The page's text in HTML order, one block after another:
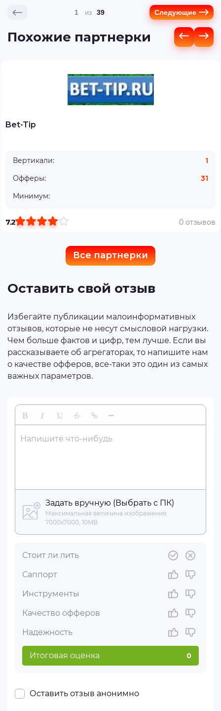
1 39 Следующие
Похожие партнерки
Bet-Tip
Вертикали:
1
Офферы:
31
Минимум:
7.2 0 отзывов
Все партнерки
Оставить свой отзыв
Избегайте публикации малоинформативных
отзывов, которые не несут смысловой нагрузки.
Чем больше фактов и цифр, тем лучше. Если вы
рассказываете об агрегаторах, то напишите нам
о качестве офферов, все-таки это один из самых
важных параметров.
Стоит ли лить
Саппорт
Инструменты
Качество офферов
Надежность
Итоговая оценка 0
Напишите что-нибудь
Задать вручную (Выбрать с ПК)
Максимальная величина изображения:
7000x7000, 10MB
Оставить отзыв анонимно